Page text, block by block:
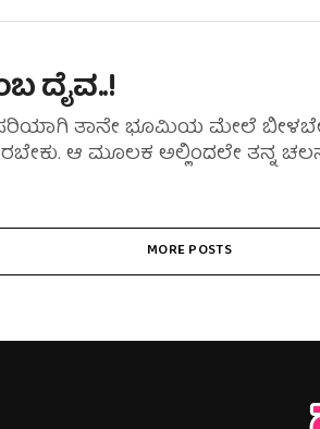
ದೈವ..!
ತಾನೇ ಭೂಮಿಯ ಮೇಲೆ
ಆ ಮೂಲಕ ಅಲ್ಲಿಂದಲೇ ತನ್ನ
MORE POSTS